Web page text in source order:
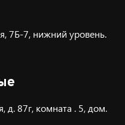
7Б-7, нижний уровень.
д. 87г, комната . 5, дом.